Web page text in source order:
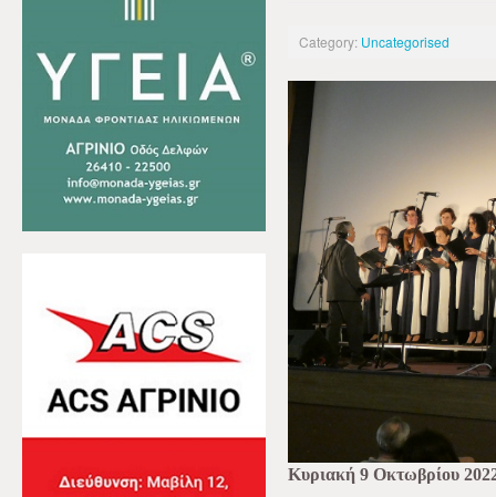
Category: Uncategorised
Κυριακή 9 Οκτωβρίου